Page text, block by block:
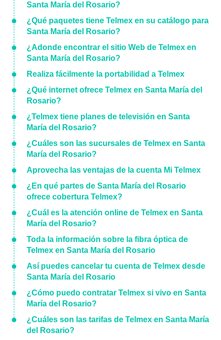
Santa María del Rosario?
¿Qué paquetes tiene Telmex en su catálogo para
Santa María del Rosario?
¿Adonde encontrar el sitio Web de Telmex en
Santa María del Rosario?
Realiza fácilmente la portabilidad a Telmex
¿Qué internet ofrece Telmex en Santa María del
Rosario?
¿Telmex tiene planes de televisión en Santa
María del Rosario?
¿Cuáles son las sucursales de Telmex en Santa
María del Rosario?
Aprovecha las ventajas de la cuenta Mi Telmex
¿En qué partes de Santa María del Rosario
ofrece cobertura Telmex?
¿Cuál es la atención online de Telmex en Santa
María del Rosario?
Toda la información sobre la fibra óptica de
Telmex en Santa María del Rosario
Así puedes cancelar tu cuenta de Telmex desde
Santa María del Rosario
¿Cómo puedo contratar Telmex si vivo en Santa
María del Rosario?
¿Cuáles son las tarifas de Telmex en Santa María
del Rosario?